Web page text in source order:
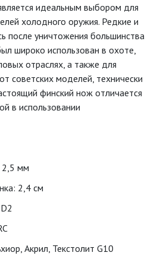
идеальным выбором для
холодного оружия. Редкие и
после уничтожения большинства
широко использован в охоте,
отраслях, а также для
советских моделей, технически
финский нож отличается
в использовании
2,5 мм
2,4 см
Акрил, Текстолит G10